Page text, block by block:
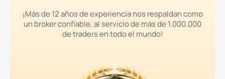
¡Más de 12 años de experiencia nos respaldan como
un broker confiable, al servicio de más de 1.000.000
de traders en todo el mundo!